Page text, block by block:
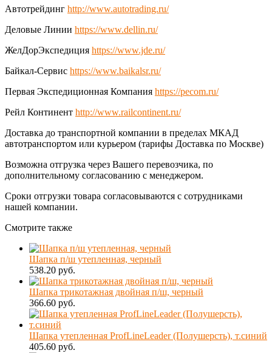
Автотрейдинг http://www.autotrading.ru/
Деловые Линии https://www.dellin.ru/
ЖелДорЭкспедиция https://www.jde.ru/
Байкал-Сервис https://www.baikalsr.ru/
Первая Экспедиционная Компания https://pecom.ru/
Рейл Континент http://www.railcontinent.ru/
Доставка до транспортной компании в пределах МКАД
автотранспортом или курьером (тарифы Доставка по Москве)
Возможна отгрузка через Вашего перевозчика, по
дополнительному согласованию с менеджером.
Сроки отгрузки товара согласовываются с сотрудниками
нашей компании.
Смотрите также
Шапка п/ш утепленная, черный
538.20 руб.
Шапка трикотажная двойная п/ш, черный
366.60 руб.
Шапка утепленная ProfLineLeader (Полушерсть), т.синий
405.60 руб.